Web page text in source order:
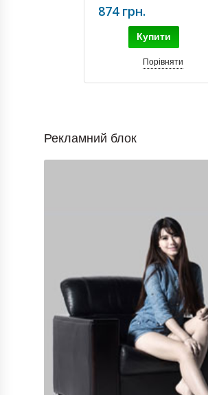
874 грн.
Купити
Порівняти
Рекламний блок